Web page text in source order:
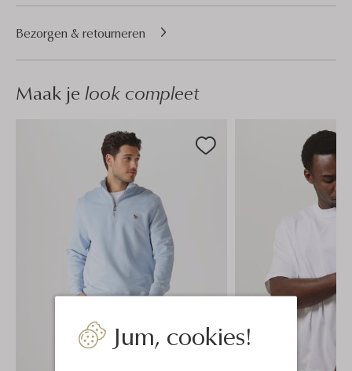
Jum, cookies!
Bezorgen & retourneren
Maak je look compleet